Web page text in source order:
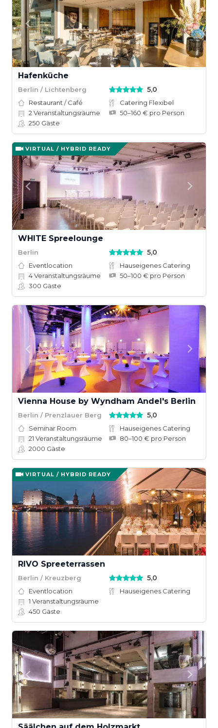
Hafenküche
Berlin / Lichtenberg 5,0
Restaurant / Café
Catering Flexibel
2 Veranstaltungsräume
50–160 € pro Person
250 Gäste
VIRTUAL / HYBRID READY
WHITE Spreelounge
Berlin 5,0
Eventlocation
Hauseigenes Catering
4Veranstaltungsräume
50–100 € pro Person
300 Gäste
Vienna House by Wyndham Andel's Berlin
Berlin / Prenzlauer Berg 5,0
Seminar Room
Hauseigenes Catering
21 Veranstaltungsräume
80–100 € pro Person
2000 Gäste
VIRTUAL / HYBRID READY
RIVO Spreeterrassen
Berlin / Kreuzberg 5,0
Eventlocation
Hauseigenes Catering
1 Veranstaltungsräume
450 Gäste